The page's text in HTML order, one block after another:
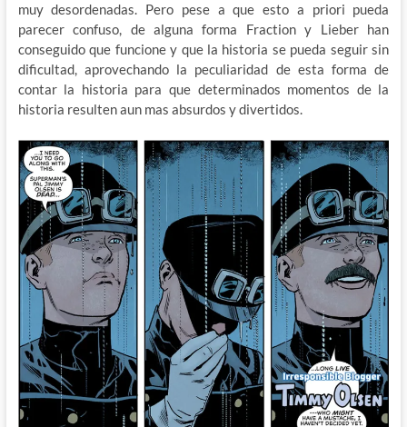
muy desordenadas. Pero pese a que esto a priori pueda
parecer confuso, de alguna forma Fraction y Lieber han
conseguido que funcione y que la historia se pueda seguir sin
dificultad, aprovechando la peculiaridad de esta forma de
contar la historia para que determinados momentos de la
historia resulten aun mas absurdos y divertidos.